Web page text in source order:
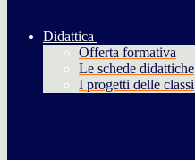
Didattica
Offerta formativa
Le schede didattiche
I progetti delle classi